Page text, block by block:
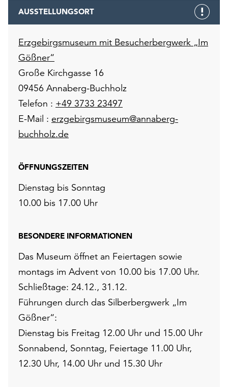
AUSSTELLUNGSORT
Erzgebirgsmuseum mit Besucherbergwerk „Im
Gößner“
Große Kirchgasse 16
09456 Annaberg-Buchholz
Telefon : +49 3733 23497
E-Mail : erzgebirgsmuseum@annaberg-
buchholz.de
ÖFFNUNGSZEITEN
Dienstag bis Sonntag
10.00 bis 17.00 Uhr
BESONDERE INFORMATIONEN
Das Museum öffnet an Feiertagen sowie
montags im Advent von 10.00 bis 17.00 Uhr.
Schließtage: 24.12., 31.12.
Führungen durch das Silberbergwerk „Im
Gößner“:
Dienstag bis Freitag 12.00 Uhr und 15.00 Uhr
Sonnabend, Sonntag, Feiertage 11.00 Uhr,
12.30 Uhr, 14.00 Uhr und 15.30 Uhr